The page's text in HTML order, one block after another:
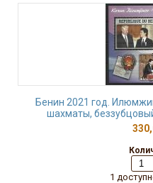
Бенин 2021 год.
шахматы,
1